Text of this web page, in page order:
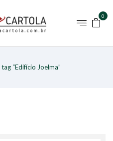
0
“Edifício Joelma”